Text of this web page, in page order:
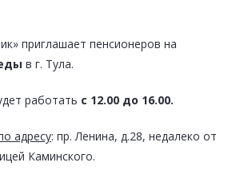
приглашает пенсионеров на
в г. Тула.
работать с 12.00 до 16.00.
адресу: пр. Ленина, д.28, недалеко от
Каминского.